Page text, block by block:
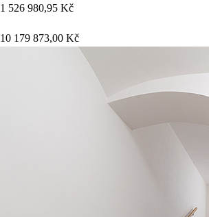
1 526 980,95 Kč
10 179 873,00 Kč